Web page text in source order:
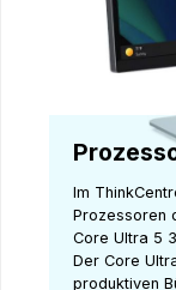
Im
Prozessoren
Core Ultra 5
Der Core
produktiven